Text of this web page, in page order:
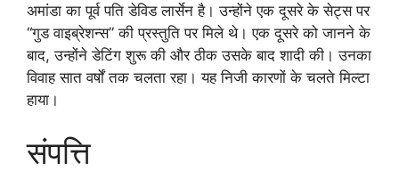
अमांडा का पूर्व पति डेविड लार्सेन है। उन्होंने एक दूसरे के सेट्स पर
“गुड वाइब्रेशन्स” की प्रस्तुति पर मिले थे। एक दूसरे को जानने के
बाद, उन्होंने डेटिंग शुरू की और ठीक उसके बाद शादी की। उनका
विवाह सात वर्षों तक चलता रहा। यह निजी कारणों के चलते मिल्टा
हाया।
संपत्ति